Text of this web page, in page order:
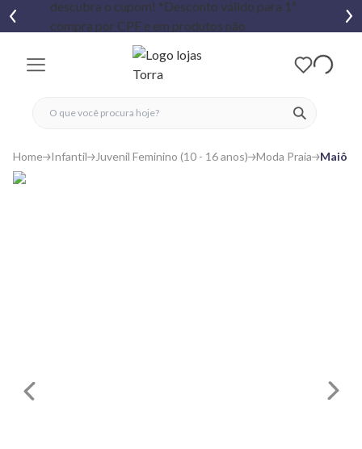
ver
fechar menu
fechar menu
favoritos
Home Infantil Juvenil Feminino (10 - 16 anos) Moda Praia Maiô